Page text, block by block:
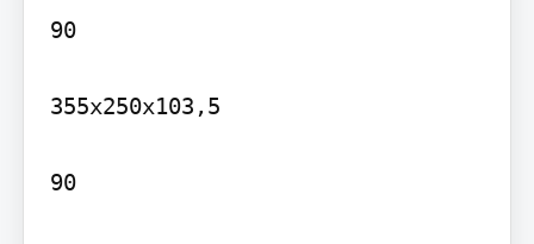
90
355x250x103,5
90